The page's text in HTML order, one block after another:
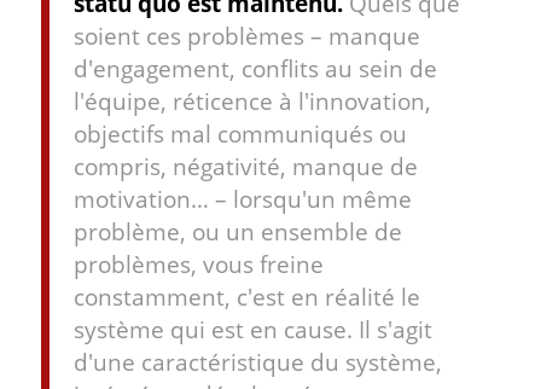
soient ces problèmes – manque
d'engagement, conflits au sein de
l'équipe, réticence à l'innovation,
objectifs mal communiqués ou
compris, négativité, manque de
motivation… – lorsqu'un même
problème, ou un ensemble de
problèmes, vous freine
constamment, c'est en réalité le
système qui est en cause. Il s'agit
d'une caractéristique du système,